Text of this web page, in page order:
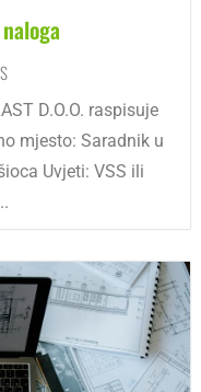
D.O.O. raspisuje
mjesto: Saradnik u
Uvjeti: VSS ili